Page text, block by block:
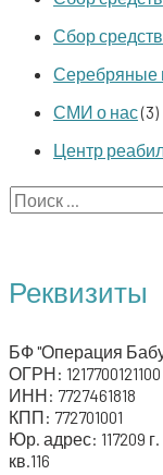
Сбор
Серебряные
СМИ о нас(3)
Центр
S
r
h
f
o
r
Реквизиты
БФ "Операция
ОГРН: 1217700121100
ИНН: 7727461818
КПП: 772701001
Юр. адрес: 117209
кв.116